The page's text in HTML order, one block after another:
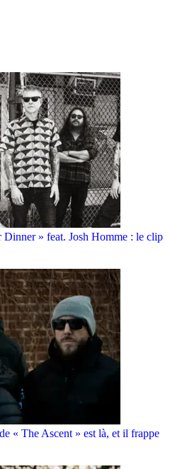
Dinner » feat. Josh Homme : le clip
« The Ascent » est là, et il frappe